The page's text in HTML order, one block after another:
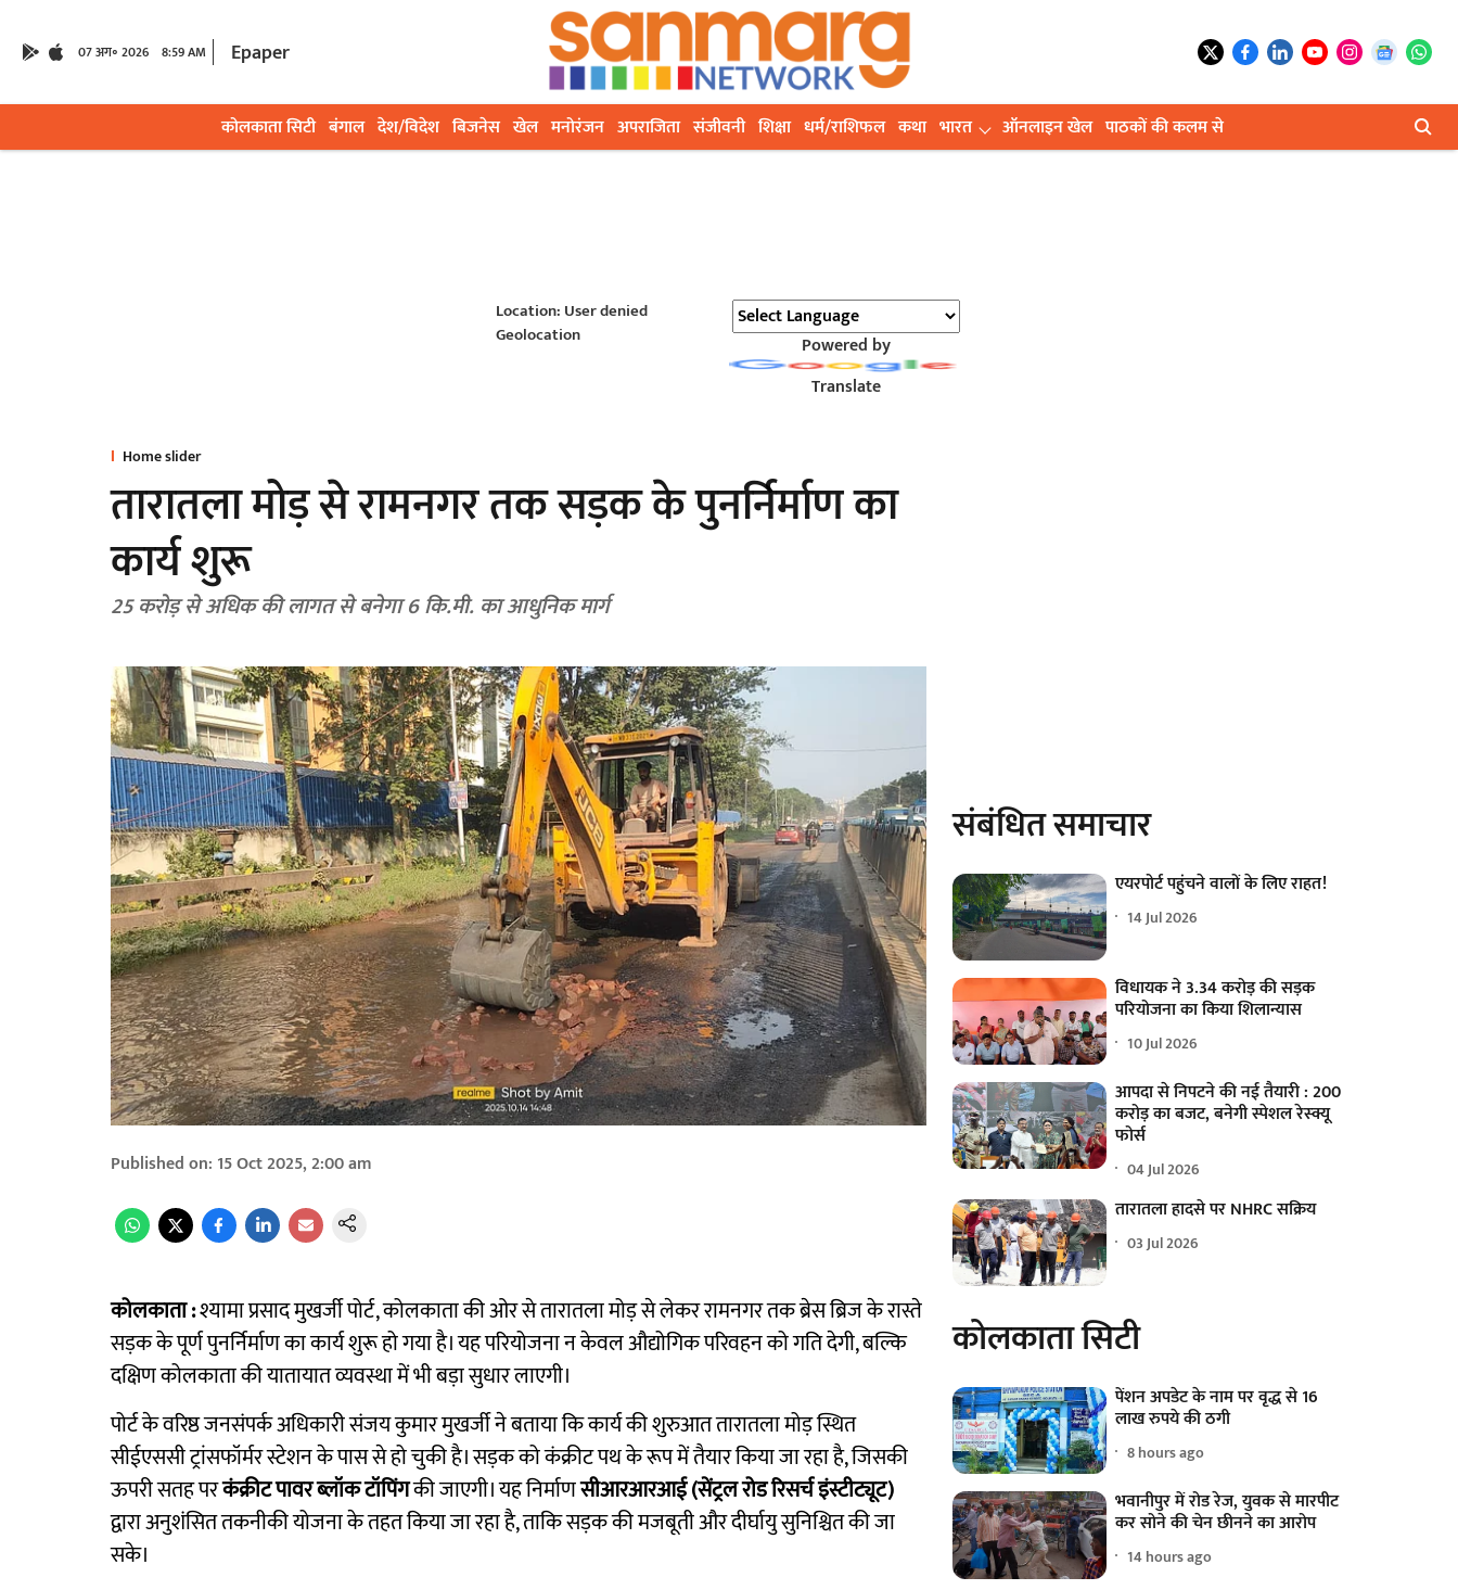
07 अग॰ 2026 8:59 AM Epaper
कोलकाता सिटी बंगाल देश/विदेश बिजनेस खेल मनोरंजन अपराजिता संजीवनी शिक्षा धर्म/राशिफल कथा भारत ऑनलाइन खेल पाठकों की कलम से
Location: User denied
Geolocation
Powered by
Translate
Home slider
तारातला मोड़ से रामनगर तक सड़क के पुनर्निर्माण का
कार्य शुरू
25 करोड़ से अधिक की लागत से बनेगा 6 कि.मी. का आधुनिक मार्ग
Published on: 15 Oct 2025, 2:00 am
कोलकाता :श्यामा प्रसाद मुखर्जी पोर्ट, कोलकाता की ओर से तारातला मोड़ से लेकर रामनगर तक ब्रेस ब्रिज के रास्ते
सड़क के पूर्ण पुनर्निर्माण का कार्य शुरू हो गया है। यह परियोजना न केवल औद्योगिक परिवहन को गति देगी, बल्कि
दक्षिण कोलकाता की यातायात व्यवस्था में भी बड़ा सुधार लाएगी।
पोर्ट के वरिष्ठ जनसंपर्क अधिकारी संजय कुमार मुखर्जी ने बताया कि कार्य की शुरुआत तारातला मोड़ स्थित
सीईएससी ट्रांसफॉर्मर स्टेशन के पास से हो चुकी है। सड़क को कंक्रीट पथ के रूप में तैयार किया जा रहा है, जिसकी
ऊपरी सतह परकंक्रीट पावर ब्लॉक टॉपिंगकी जाएगी। यह निर्माणसीआरआरआई (सेंट्रल रोड रिसर्च इंस्टीट्यूट)
द्वारा अनुशंसित तकनीकी योजना के तहत किया जा रहा है, ताकि सड़क की मजबूती और दीर्घायु सुनिश्चित की जा
सके।
संबंधित समाचार
एयरपोर्ट पहुंचने वालों के लिए राहत!
14 Jul 2026
विधायक ने 3.34 करोड़ की सड़क
परियोजना का किया शिलान्यास
10 Jul 2026
आपदा से निपटने की नई तैयारी : 200
करोड़ का बजट, बनेगी स्पेशल रेस्क्यू
फोर्स
04 Jul 2026
तारातला हादसे पर NHRC सक्रिय
03 Jul 2026
कोलकाता सिटी
पेंशन अपडेट के नाम पर वृद्ध से 16
लाख रुपये की ठगी
8 hours ago
भवानीपुर में रोड रेज, युवक से मारपीट
कर सोने की चेन छीनने का आरोप
14 hours ago